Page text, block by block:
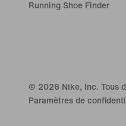
Running Shoe Finder
© 2026 Nike, Inc. Tous
Paramètres de